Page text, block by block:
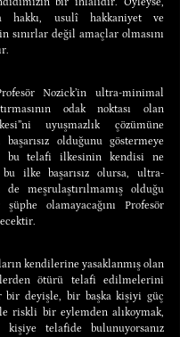
hakkı, usulî hakkaniyet ve
sınırlar değil amaçlar olmasını
Nozick’in ultra-minimal
odak noktası olan
uyuşmazlık çözümüne
olduğunu göstermeye
bu telafi ilkesinin kendisi ne
bu ilke başarısız olursa, ultra-
meşrulaştırılmamış olduğu
olamayacağını Profesör
kendilerine yasaklanmış olan
ötürü telafi edilmelerini
bir deyişle, bir başka kişiyi güç
riskli bir eylemden alıkoymak,
kişiye telafide bulunuyorsanız